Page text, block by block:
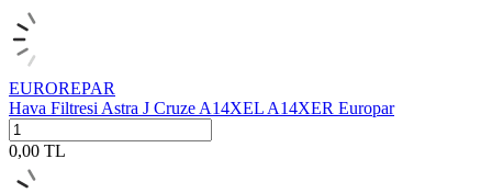
EUROREPAR
Hava Filtresi Astra J Cruze A14XEL A14XER Europar
0,00 TL